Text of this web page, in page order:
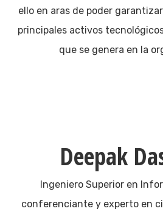
ello en aras de poder
principales activos
que se genera en la
Deepak
Ingeniero Superior en
conferenciante y experto en